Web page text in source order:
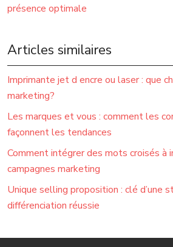
présence optimale
Articles similaires
Imprimante jet d encre ou laser : que
marketing?
Les marques et vous : comment les
façonnent les tendances
Comment intégrer des mots croisés à
campagnes marketing
Unique selling proposition : clé d’une
différenciation réussie